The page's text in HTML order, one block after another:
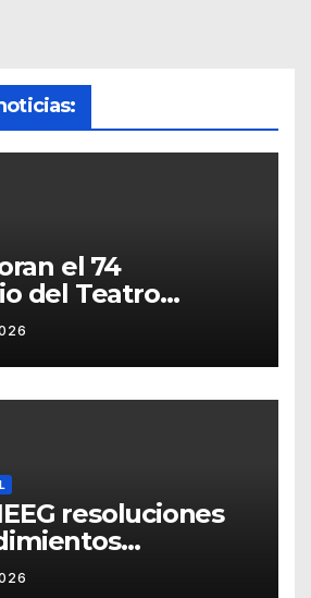
el 74
del Teatro
con una
del
jovial”
resoluciones